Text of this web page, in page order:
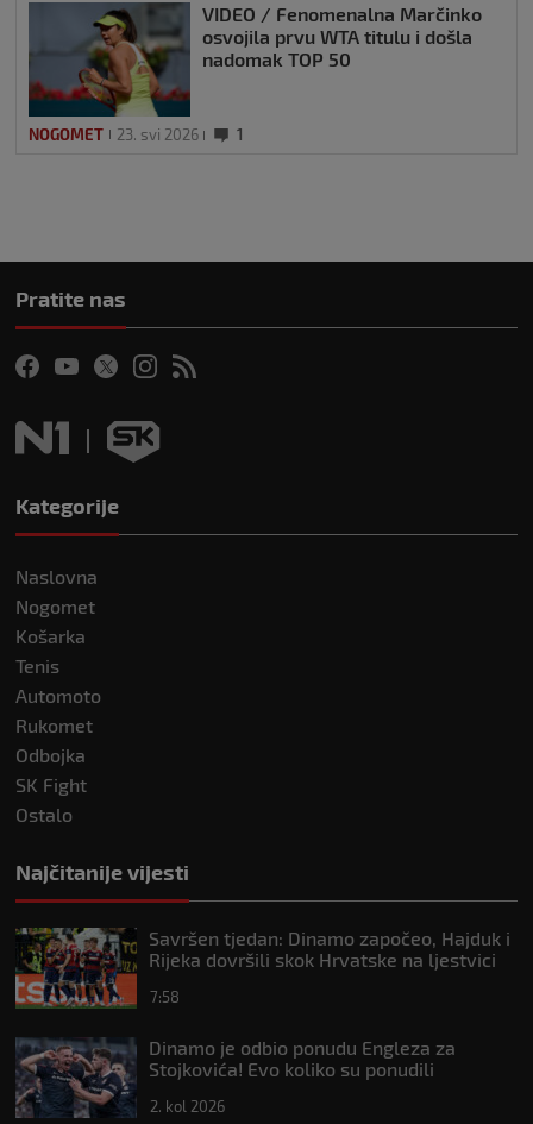
VIDEO / Fenomenalna Marčinko
osvojila prvu WTA titulu i došla
nadomak TOP 50
NOGOMET 23. svi 2026 1
Pratite nas
Kategorije
Naslovna
Nogomet
Košarka
Tenis
Automoto
Rukomet
Odbojka
SK Fight
Ostalo
Najčitanije vijesti
Savršen tjedan: Dinamo započeo, Hajduk i
Rijeka dovršili skok Hrvatske na ljestvici
7:58
Dinamo je odbio ponudu Engleza za
Stojkovića! Evo koliko su ponudili
2. kol 2026